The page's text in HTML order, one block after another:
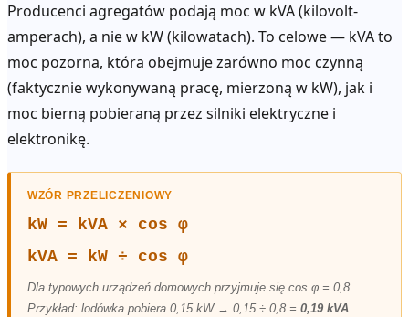
Producenci agregatów podają moc w kVA (kilovolt-
amperach), a nie w kW (kilowatach). To celowe — kVA to
moc pozorna, która obejmuje zarówno moc czynną
(faktycznie wykonywaną pracę, mierzoną w kW), jak i
moc bierną pobieraną przez silniki elektryczne i
elektronikę.
WZÓR PRZELICZENIOWY
kW = kVA × cos φ
kVA = kW ÷ cos φ
Dla typowych urządzeń domowych przyjmuje się cos φ = 0,8.
Przykład: lodówka pobiera 0,15 kW → 0,15 ÷ 0,8 = 0,19 kVA.